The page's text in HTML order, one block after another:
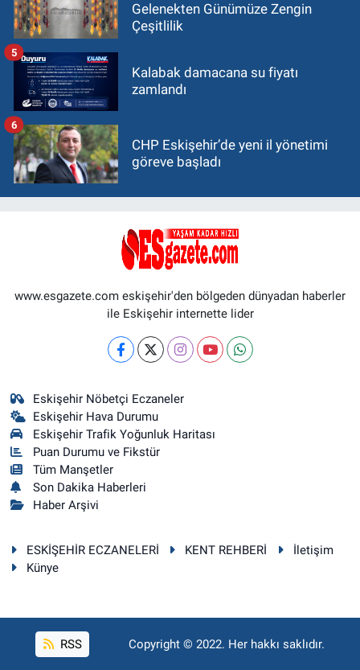
Gelenekten Günümüze Zengin
Çeşitlilik
Kalabak damacana su fiyatı
zamlandı
5
CHP Eskişehir’de yeni il yönetimi
göreve başladı
6
www.esgazete.com eskişehir'den bölgeden dünyadan haberler
ile Eskişehir internette lider
Eskişehir Nöbetçi Eczaneler
Eskişehir Hava Durumu
Eskişehir Trafik Yoğunluk Haritası
Puan Durumu ve Fikstür
Tüm Manşetler
Son Dakika Haberleri
Haber Arşivi
ESKİŞEHİR ECZANELERİ KENT REHBERİ
İletişim
Künye
RSS Copyright © 2022. Her hakkı saklıdır.